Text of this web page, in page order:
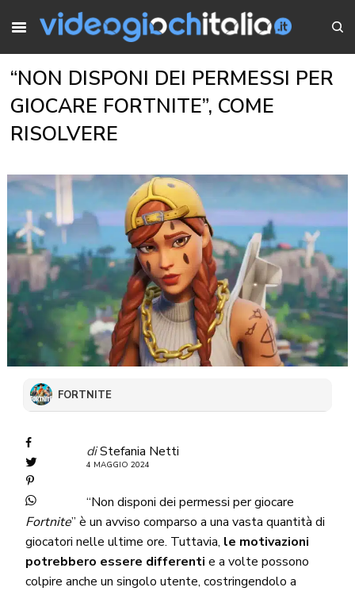
“NON DISPONI DEI PERMESSI PER
GIOCARE FORTNITE”, COME
RISOLVERE
FORTNITE
diStefania Netti
4 MAGGIO 2024
“Non disponi dei permessi per giocare
Fortnite” è un avviso comparso a una vasta quantità di
giocatori nelle ultime ore. Tuttavia, le motivazioni
potrebbero essere differenti e a volte possono
colpire anche un singolo utente, costringendolo a